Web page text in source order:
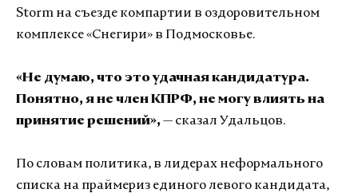
Storm на съезде компартии в оздоровительном
комплексе «Снегири» в Подмосковье.
«Не думаю, что это удачная кандидатура.
Понятно, я не член КПРФ, не могу влиять на
принятие решений», — сказал Удальцов.
По словам политика, в лидерах неформального
списка на праймериз единого левого кандидата,